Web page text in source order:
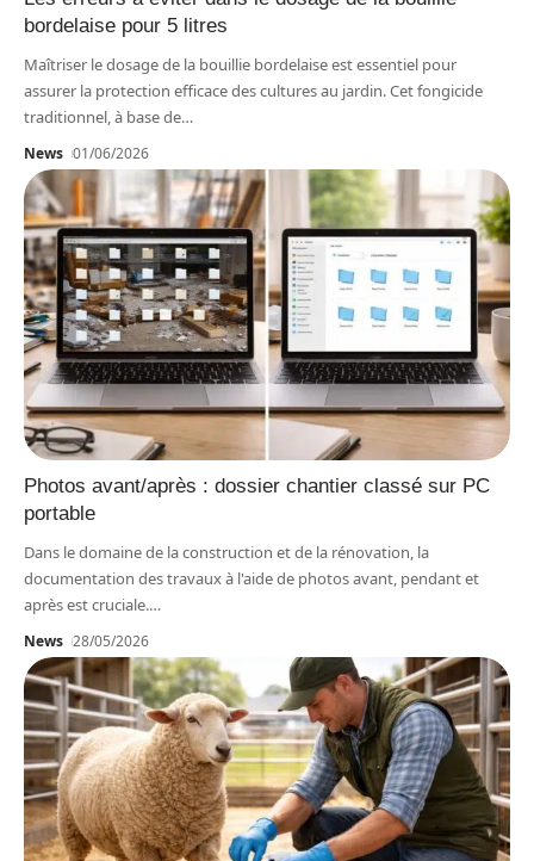
bordelaise pour 5 litres
Maîtriser le dosage de la bouillie bordelaise est essentiel pour
assurer la protection efficace des cultures au jardin. Cet fongicide
traditionnel, à base de…
News 01/06/2026
Photos avant/après : dossier chantier classé sur PC
portable
Dans le domaine de la construction et de la rénovation, la
documentation des travaux à l'aide de photos avant, pendant et
après est cruciale.…
News 28/05/2026